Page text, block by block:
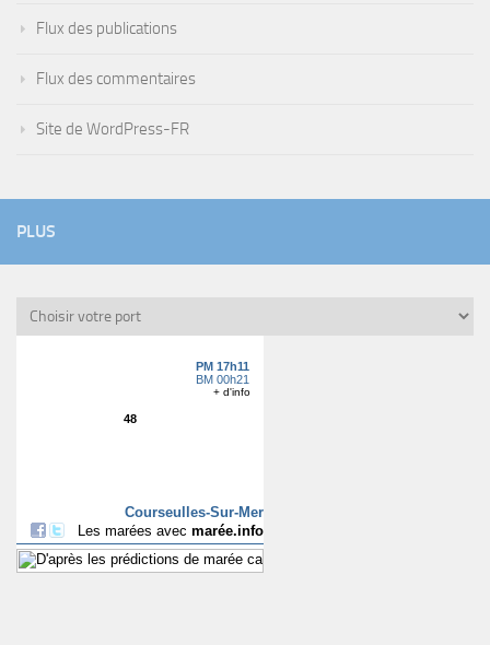
Flux des publications
Flux des commentaires
Site de WordPress-FR
PLUS